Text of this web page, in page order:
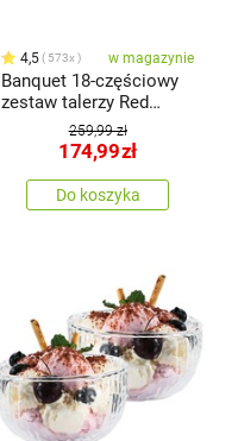
4,5 573x w magazynie
Banquet 18-częściowy
zestaw talerzy Red
259,99 zł
174,99zł
Do koszyka